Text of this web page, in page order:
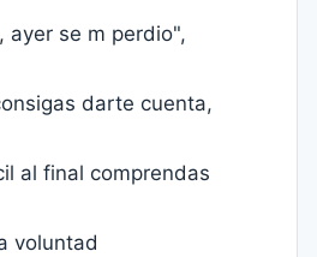
ayer se m perdio",
darte cuenta,
al final comprendas
voluntad